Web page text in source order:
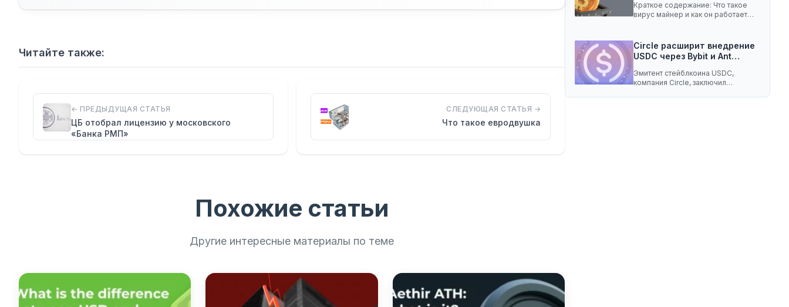
Читайте также:
← ПРЕДЫДУЩАЯ СТАТЬЯ
ЦБ отобрал лицензию у московского
«Банка РМП»
СЛЕДУЮЩАЯ СТАТЬЯ →
Что такое евродвушка
Похожие статьи
Другие интересные материалы по теме
Краткое содержание: Что такое
вирус майнер и как он работает
Circle расширит внедрение
USDC через Bybit и Ant…
Эмитент стейблкоина USDC,
компания Circle, заключил